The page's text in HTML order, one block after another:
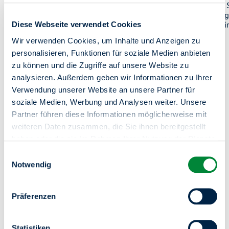
Diese Webseite verwendet Cookies
Wir verwenden Cookies, um Inhalte und Anzeigen zu
personalisieren, Funktionen für soziale Medien anbieten
zu können und die Zugriffe auf unsere Website zu
analysieren. Außerdem geben wir Informationen zu Ihrer
Verwendung unserer Website an unsere Partner für
soziale Medien, Werbung und Analysen weiter. Unsere
Partner führen diese Informationen möglicherweise mit
weiteren Daten zusammen, die Sie ihnen bereitgestellt
Sie haben das Recht Ihre erteilten Einwilligungen
jederzeit zu widerrufen. Dies ist über einen erneuten
Aufruf dieses Tools über den Button am unteren linken
Rand möglich.
Notwendig
Präferenzen
Der ALBA-Jugendclub in der Gropiusstadt ist ein
Jugendliche im Kiez.
44,9 Mio.
mit viel
1
Bereich Sport
Im Sport stehen Werte wie Fairness, soziales Miteinander